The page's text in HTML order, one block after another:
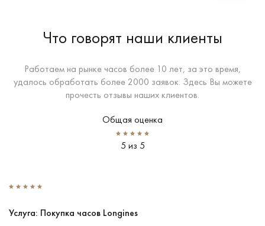
Что говорят наши клиенты
Работаем на рынке часов более 10 лет, за это время,
удалось обработать более 2000 заявок. Здесь Вы можете
прочесть отзывы наших клиентов.
Общая оценка
5 из 5
Услуга: Покупка часов Longines